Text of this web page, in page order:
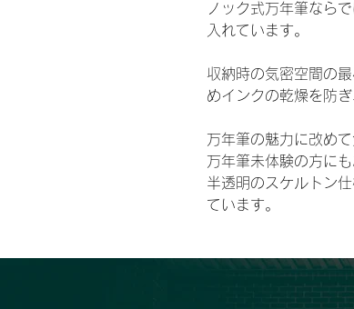
ノック式万年筆なら
入れています。
収納時の気密空間の
めインクの乾燥を防
万年筆の魅力に改め
万年筆未体験の方にも
半透明のスケルトン
ています。